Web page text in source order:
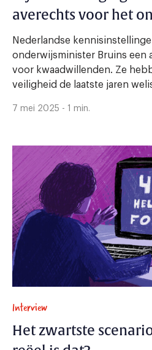
averechts voor het
Nederlandse
onderwijsminister Bruins een
voor kwaadwillenden. Ze
veiligheid de laatste jaren
7 mei 2025 - 1 min.
Interview
Het zwartste